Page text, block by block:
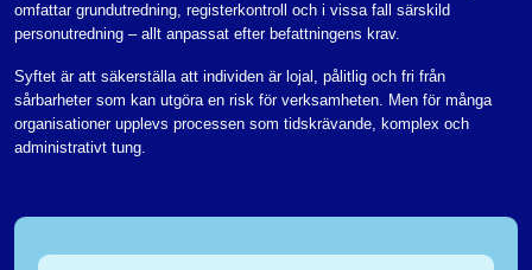
omfattar grundutredning, registerkontroll och i vissa fall särskild
personutredning – allt anpassat efter befattningens krav.
Syftet är att säkerställa att individen är lojal, pålitlig och fri från
sårbarheter som kan utgöra en risk för verksamheten. Men för många
organisationer upplevs processen som tidskrävande, komplex och
administrativt tung.